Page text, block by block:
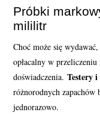
Próbki
mililitr
Choć może się
opłacalny w
doświadczenia.Testery
różnorodnych zapachów
jednorazowo.